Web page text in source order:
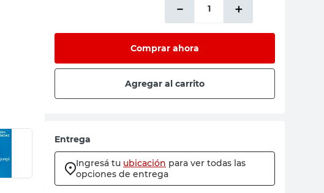
＋
－
Comprar ahora
Agregar al carrito
Entrega
Ingresá tu ubicación para ver todas las
opciones de entrega